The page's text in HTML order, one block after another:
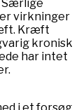
Særlige
virkninger
Kræft
kronisk
har intet